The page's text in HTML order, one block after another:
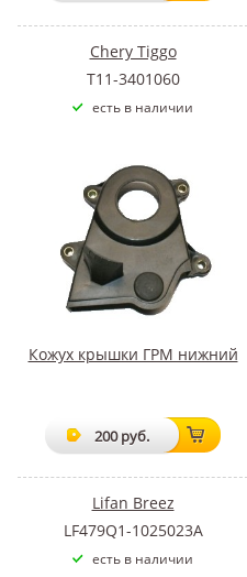
Chery Tiggo
T11-3401060
есть в наличии
Кожух крышки ГРМ нижний
200 руб.
Lifan Breez
LF479Q1-1025023A
есть в наличии